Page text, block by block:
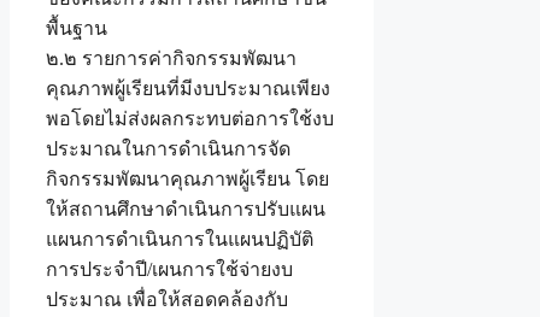
พื้นฐาน
๒.๒ รายการค่ากิจกรรมพัฒนา
คุณภาพผู้เรียนที่มีงบประมาณเพียง
พอโดยไม่ส่งผลกระทบต่อการใช้งบ
ประมาณในการดำเนินการจัด
กิจกรรมพัฒนาคุณภาพผู้เรียน โดย
ให้สถานศึกษาดำเนินการปรับแผน
แผนการดำเนินการในแผนปฏิบัติ
การประจำปี/เผนการใช้จ่ายงบ
ประมาณ เพื่อให้สอดคล้องกับ